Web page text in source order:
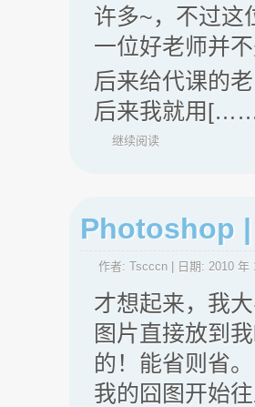
许多~，不过这
一位好老师并
后来给代课的
后来我就用
继续阅读
Photoshop |
作者: Tscccn | 日期: 2010 年
才想起来，我
图片直接放到
的！能省则省。
我的囧图开始